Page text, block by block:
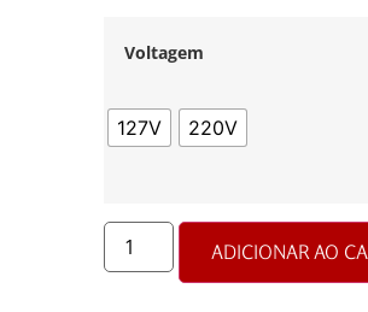
Voltagem
127V 220V
ADICIONAR AO